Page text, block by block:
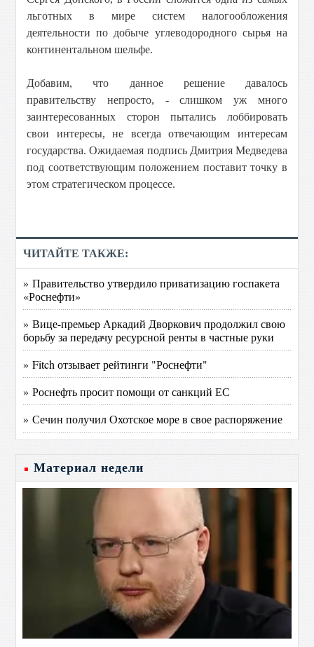
льготных в мире систем налогообложения
деятельности по добыче углеводородного сырья на
континентальном шельфе.
Добавим, что данное решение давалось
правительству непросто, - слишком уж много
заинтересованных сторон пытались лоббировать
свои интересы, не всегда отвечающим интересам
государства. Ожидаемая подпись Дмитрия Медведева
под соответствующим положением поставит точку в
этом стратегическом процессе.
ЧИТАЙТЕ ТАКЖЕ:
» Правительство утвердило приватизацию госпакета
«Роснефти»
» Вице-премьер Аркадий Дворкович продолжил свою
борьбу за передачу ресурсной ренты в частные руки
» Fitch отзывает рейтинги "Роснефти"
» Роснефть просит помощи от санкций ЕС
» Сечин получил Охотское море в свое распоряжение
Материал недели